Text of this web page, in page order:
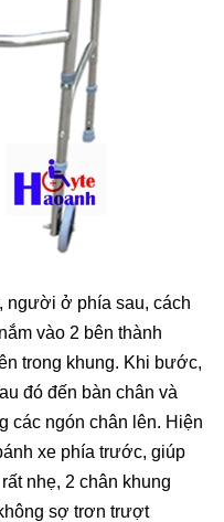
người ở phía sau, cách
vào 2 bên thành
trong khung. Khi bước,
đó đến bàn chân và
các ngón chân lên. Hiện
xe phía trước, giúp
nhẹ, 2 chân khung
sợ trơn trượt